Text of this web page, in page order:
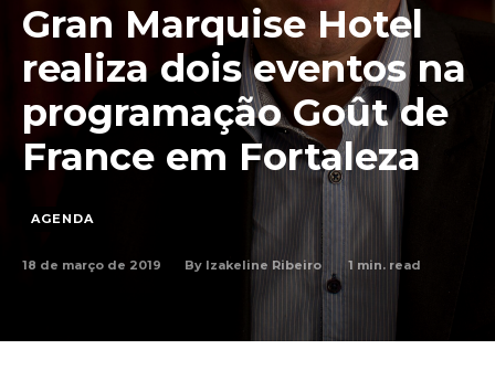
Gran Marquise Hotel
realiza dois eventos na
programação Goût de
France em Fortaleza
AGENDA
18 de março de 2019 By Izakeline Ribeiro 1 min. read